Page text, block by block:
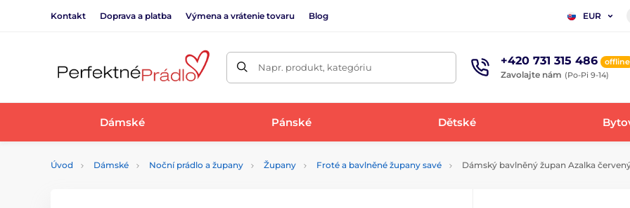
Kontakt Doprava a platba Výmena a vrátenie tovaru Blog EUR
Napr. produkt, kategóriu +420 731 315 486 offline
Zavolajte nám (Po-Pi 9-14)
Dámské Pánské Dětské
Úvod Dámské Noční prádlo a župany Župany Froté a bavlněné župany savé Dámský bavlněný župan Azalka